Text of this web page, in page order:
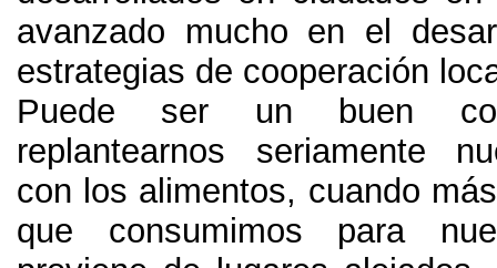
avanzado mucho en el
estrategias de cooperación
Puede ser un buen
replantearnos seriamente
con los alimentos, cuando
que consumimos para